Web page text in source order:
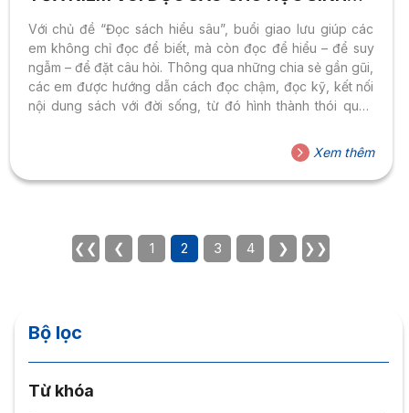
Với chủ đề “Đọc sách hiểu sâu”, buổi giao lưu giúp các
em không chỉ đọc để biết, mà còn đọc để hiểu – để suy
ngẫm – để đặt câu hỏi. Thông qua những chia sẻ gần gũi,
các em được hướng dẫn cách đọc chậm, đọc kỹ, kết nối
nội dung sách với đời sống, từ đó hình thành thói quen
Xem thêm
❮❮ ❮ 1 2 3 4 ❯ ❯❯
Bộ lọc
Từ khóa